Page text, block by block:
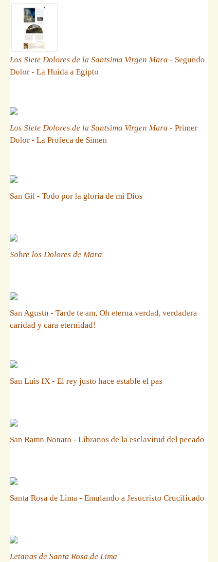
Los Siete Dolores de la Santsima Virgen Mara - Segundo
Dolor - La Huida a Egipto
Los Siete Dolores de la Santsima Virgen Mara - Primer
Dolor - La Profeca de Simen
San Gil - Todo por la gloria de mi Dios
Sobre los Dolores de Mara
San Agustn - Tarde te am, Oh eterna verdad, verdadera
caridad y cara eternidad!
San Luis IX - El rey justo hace estable el pas
San Ramn Nonato - Libranos de la esclavitud del pecado
Santa Rosa de Lima - Emulando a Jesucristo Crucificado
Letanas de Santa Rosa de Lima